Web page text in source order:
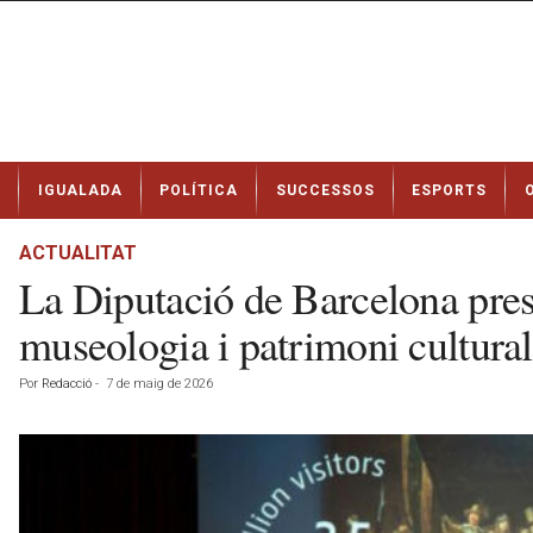
t
IGUALADA POLÍTICA SUCCESSOS ESPORTS
ACTUALITAT
La Diputació de Barcelona
museologia i patrimoni cultural
Por Redacció - 7 de maig de 2026